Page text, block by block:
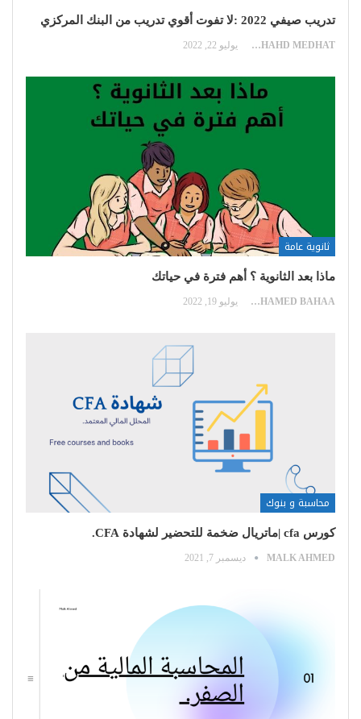
تدريب صيفي 2022 :لا تفوت أقوي تدريب من البنك المركزي
SHAHD MEDHAT يوليو 22, 2022
ثانوية عامة
ماذا بعد الثانوية ؟ أهم فترة في حياتك
MOHAMED BAHAA يوليو 19, 2022
محاسبة و بنوك
كورس cfa |ماتريال ضخمة للتحضير لشهادة CFA.
MALK AHMED ديسمبر 7, 2021